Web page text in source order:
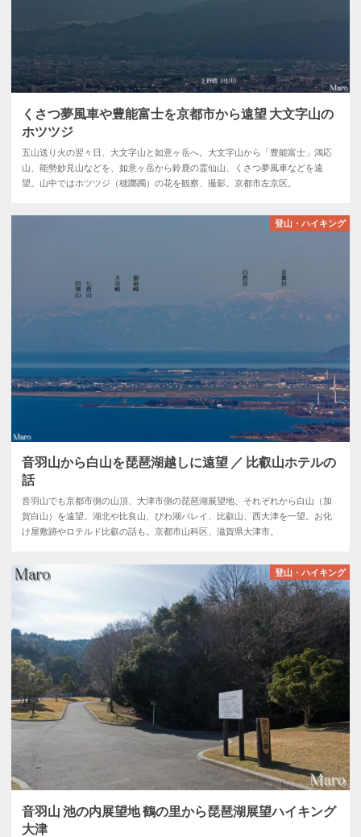
くさつ夢風車や豊能富士を京都市から遠望 大文字山の
ホツツジ
五山送り火の翌々日、大文字山と如意ヶ岳へ。大文字山から「豊能富士」鴻応
山、能勢妙見山などを、如意ヶ岳から鈴鹿の霊仙山、くさつ夢風車などを遠
望。山中ではホツツジ（穂躑躅）の花を観察、撮影。京都市左京区。
登山・ハイキング
音羽山から白山を琵琶湖越しに遠望 ／ 比叡山ホテルの
話
音羽山でも京都市側の山頂、大津市側の琵琶湖展望地、それぞれから白山（加
賀白山）を遠望。湖北や比良山、びわ湖バレイ、比叡山、西大津を一望。お化
け屋敷跡やロテルド比叡の話も。京都市山科区、滋賀県大津市。
登山・ハイキング
音羽山 池の内展望地 鶴の里から琵琶湖展望ハイキング
大津